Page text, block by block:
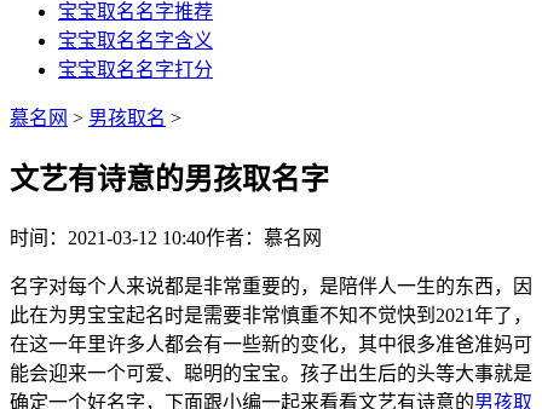
宝宝取名名字推荐
宝宝取名名字含义
宝宝取名名字打分
慕名网 > 男孩取名 >
文艺有诗意的男孩取名字
时间：2021-03-12 10:40作者：慕名网
名字对每个人来说都是非常重要的，是陪伴人一生的东西，因
此在为男宝宝起名时是需要非常慎重不知不觉快到2021年了，
在这一年里许多人都会有一些新的变化，其中很多准爸准妈可
能会迎来一个可爱、聪明的宝宝。孩子出生后的头等大事就是
确定一个好名字，下面跟小编一起来看看文艺有诗意的男孩取